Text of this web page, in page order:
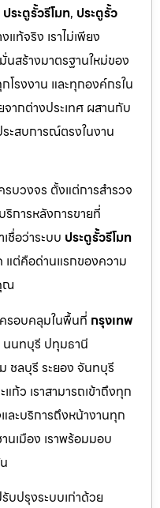
ประตูรั้วรีโมท, ประตูรั้ว
แท้จริง เราไม่เพียง
สร้างมาตรฐานใหม่ของ
รงงาน และทุกองค์กรใน
จากต่างประเทศ ผสานกับ
ะสบการณ์ตรงในงาน
รบวงจร ตั้งแต่การสำรวจ
การหลังการขายที่
ชื่อว่าระบบ ประตูรั้วรีโมท
แต่คือด่านแรกของความ
ณ
รอบคลุมในพื้นที่ กรุงเทพ
นนทบุรี ปทุมธานี
ชลบุรี ระยอง จันทบุรี
แก้ว เราสามารถเข้าถึงทุก
ะบริการถึงหน้างานทุก
นเมือง เราพร้อมมอบ
บปรุงระบบเก่าด้วย